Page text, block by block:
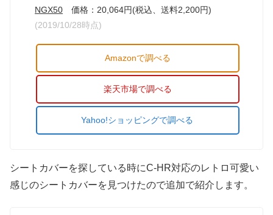
NGX50 価格：20,064円(税込、送料2,200円)
(2019/10/28時点)
Amazonで調べる
楽天市場で調べる
Yahoo!ショッピングで調べる
シートカバーを探している時にC-HR対応のレトロ可愛い
感じのシートカバーを見つけたので追加で紹介します。